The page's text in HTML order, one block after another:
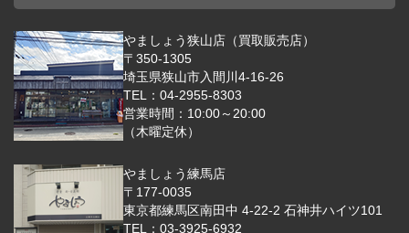
やましょう狭山店（買取販売店）
〒350-1305
埼玉県狭山市入間川4-16-26
TEL：04-2955-8303
営業時間：10:00～20:00
（木曜定休）
やましょう練馬店
〒177-0035
東京都練馬区南田中 4-22-2 石神井ハイツ101
TEL：03-3925-6932